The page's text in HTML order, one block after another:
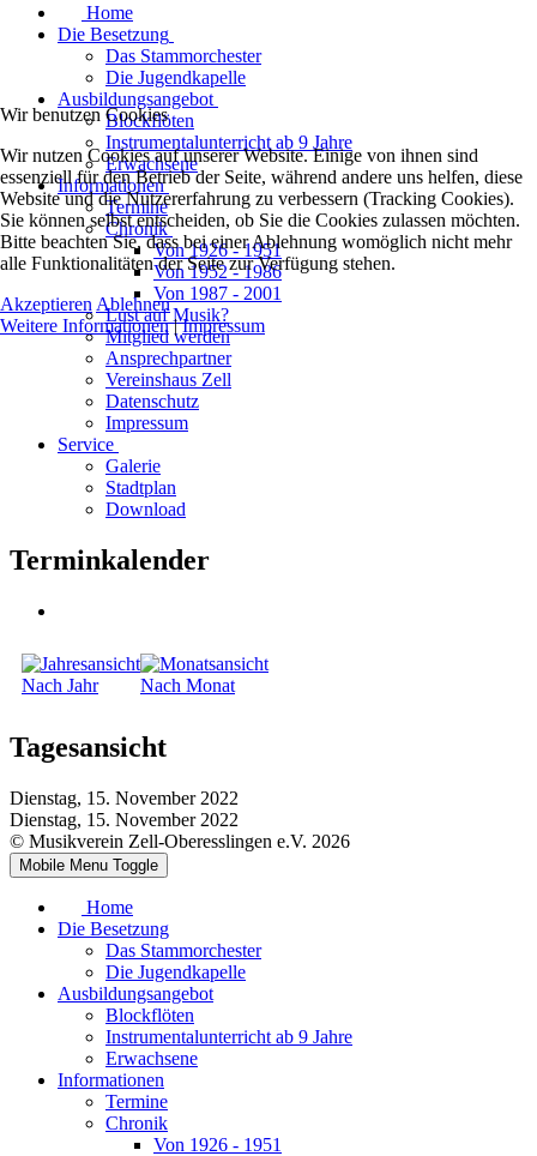
Home
Die Besetzung
Das Stammorchester
Die Jugendkapelle
Ausbildungsangebot
Blockflöten
Instrumentalunterricht ab 9 Jahre
Erwachsene
Informationen
Termine
Chronik
Von 1926 - 1951
Von 1952 - 1986
Von 1987 - 2001
Lust auf Musik?
Mitglied werden
Ansprechpartner
Vereinshaus Zell
Datenschutz
Impressum
Service
Galerie
Stadtplan
Download
Terminkalender
Nach Jahr Nach Monat
Tagesansicht
Dienstag, 15. November 2022
Dienstag, 15. November 2022
© Musikverein Zell-Oberesslingen e.V. 2026
Mobile Menu Toggle
Home
Die Besetzung
Das Stammorchester
Die Jugendkapelle
Ausbildungsangebot
Blockflöten
Instrumentalunterricht ab 9 Jahre
Erwachsene
Informationen
Termine
Chronik
Von 1926 - 1951
Wir benutzen Cookies
Wir nutzen Cookies auf unserer Website. Einige von ihnen sind
essenziell für den Betrieb der Seite, während andere uns helfen, diese
Website und die Nutzererfahrung zu verbessern (Tracking Cookies).
Sie können selbst entscheiden, ob Sie die Cookies zulassen möchten.
Bitte beachten Sie, dass bei einer Ablehnung womöglich nicht mehr
alle Funktionalitäten der Seite zur Verfügung stehen.
Akzeptieren Ablehnen
Weitere Informationen|Impressum